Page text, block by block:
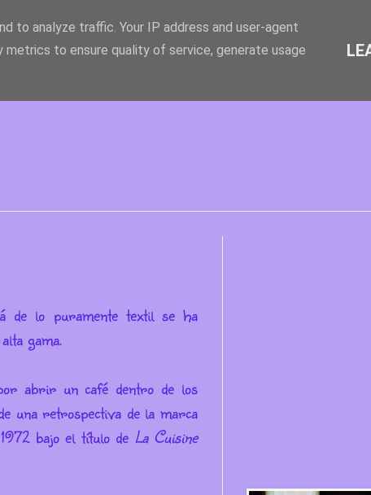
de lo puramente textil se ha
gama.
abrir un café dentro de los
una retrospectiva de la marca
bajo el título de La Cuisine
to analyze traffic. Your IP address and user-agent
to ensure quality of service, generate usage